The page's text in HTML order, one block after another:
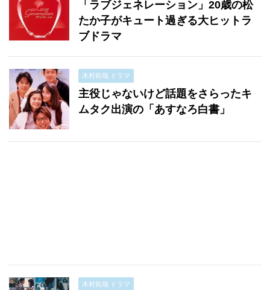
「ラブジェネレーション」20歳の松
たか子がキュート過ぎる大ヒットラ
ブドラマ
木村拓哉 ドラマ
主役じゃないけど話題をさらったキ
ムタク出演の「あすなろ白書」
木村拓哉 ドラマ